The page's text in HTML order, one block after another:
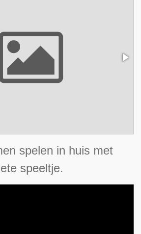
spelen in huis met
speeltje.